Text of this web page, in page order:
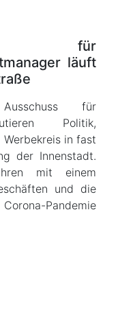
für
läuft
für
Politik,
in fast
der Innenstadt.
mit einem
und die
Pandemie